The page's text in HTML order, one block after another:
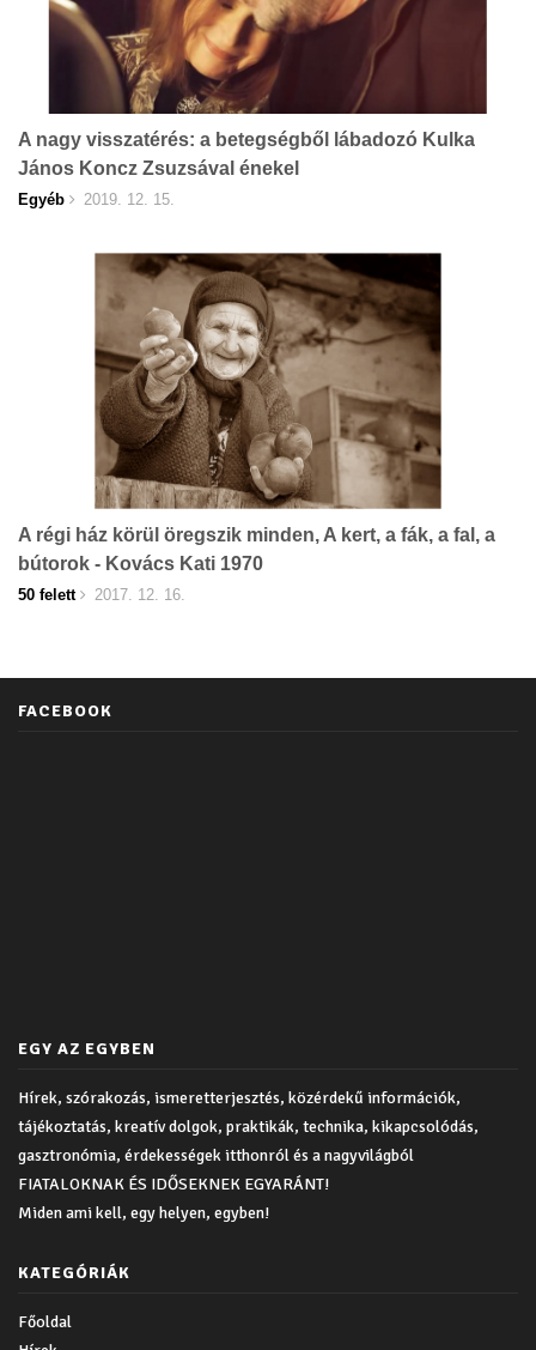
A nagy visszatérés: a betegségből lábadozó Kulka
János Koncz Zsuzsával énekel
Egyéb 2019. 12. 15.
A régi ház körül öregszik minden, A kert, a fák, a fal, a
bútorok - Kovács Kati 1970
50 felett 2017. 12. 16.
FACEBOOK
EGY AZ EGYBEN
Hírek, szórakozás, ismeretterjesztés, közérdekű információk,
tájékoztatás, kreatív dolgok, praktikák, technika, kikapcsolódás,
gasztronómia, érdekességek itthonról és a nagyvilágból
FIATALOKNAK ÉS IDŐSEKNEK EGYARÁNT!
Miden ami kell, egy helyen, egyben!
KATEGÓRIÁK
Főoldal